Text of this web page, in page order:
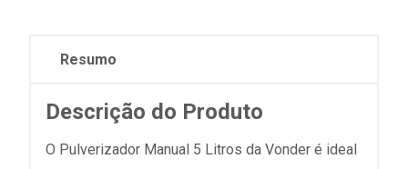
Resumo
Descrição do Produto
O Pulverizador Manual 5 Litros da Vonder é ideal